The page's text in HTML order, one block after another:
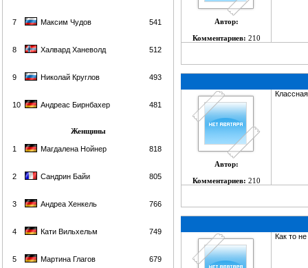
7 Максим Чудов 541
8 Халвард Ханеволд 512
9 Николай Круглов 493
10 Андреас Бирнбахер 481
Женщины
1 Магдалена Нойнер 818
2 Сандрин Байи 805
3 Андреа Хенкель 766
4 Кати Вильхельм 749
5 Мартина Глагов 679
Автор:
Комментариев: 210
Автор:
Комментариев: 210
Как то